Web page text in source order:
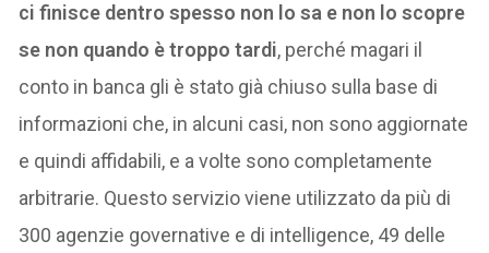
ci finisce dentro spesso non lo sa e non lo scopre
se non quando è troppo tardi, perché magari il
conto in banca gli è stato già chiuso sulla base di
informazioni che, in alcuni casi, non sono aggiornate
e quindi affidabili, e a volte sono completamente
arbitrarie. Questo servizio viene utilizzato da più di
300 agenzie governative e di intelligence, 49 delle